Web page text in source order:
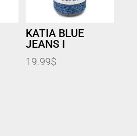
KATIA BLUE
JEANS I
19.99$